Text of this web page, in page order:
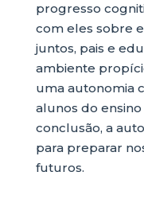
progresso
com eles sobre
juntos, pais e
ambiente
uma autonomia
alunos do
conclusão, a
para preparar
futuros.